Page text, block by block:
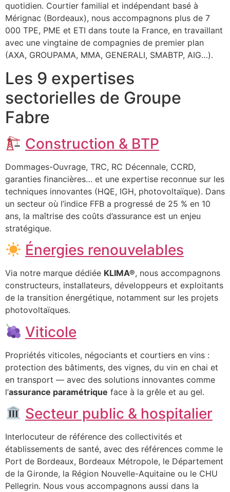
quotidien. Courtier familial et indépendant basé à
Mérignac (Bordeaux), nous accompagnons plus de 7
000 TPE, PME et ETI dans toute la France, en travaillant
avec une vingtaine de compagnies de premier plan
(AXA, GROUPAMA, MMA, GENERALI, SMABTP, AIG…).
Les 9 expertises
sectorielles de Groupe
Fabre
Construction & BTP
Dommages-Ouvrage, TRC, RC Décennale, CCRD,
garanties financières… et une expertise reconnue sur les
techniques innovantes (HQE, IGH, photovoltaïque). Dans
un secteur où l’indice FFB a progressé de 25 % en 10
ans, la maîtrise des coûts d’assurance est un enjeu
stratégique.
Énergies renouvelables
Via notre marque dédiée KLIMA®, nous accompagnons
constructeurs, installateurs, développeurs et exploitants
de la transition énergétique, notamment sur les projets
photovoltaïques.
Viticole
Propriétés viticoles, négociants et courtiers en vins :
protection des bâtiments, des vignes, du vin en chai et
en transport — avec des solutions innovantes comme
l’assurance paramétrique face à la grêle et au gel.
Secteur public & hospitalier
Interlocuteur de référence des collectivités et
établissements de santé, avec des références comme le
Port de Bordeaux, Bordeaux Métropole, le Département
de la Gironde, la Région Nouvelle-Aquitaine ou le CHU
Pellegrin. Nous vous accompagnons aussi dans la